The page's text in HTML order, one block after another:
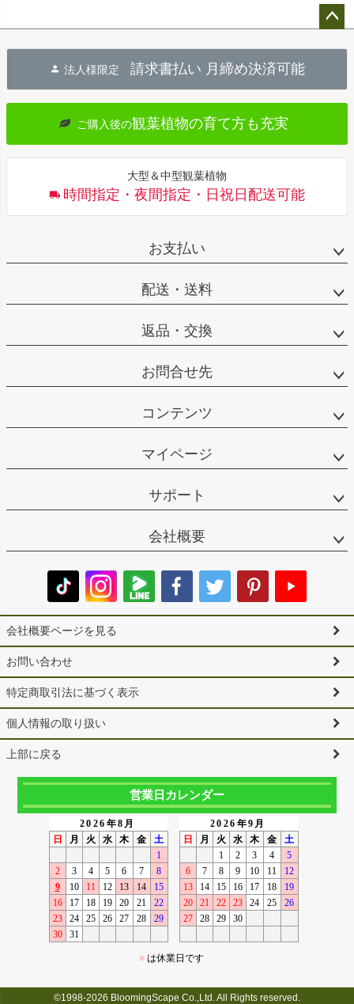
へ
法人様限定 請求書払い 月締め決済可能
ご購入後の観葉植物の育て方も充実
大型＆中型観葉植物
時間指定・夜間指定・日祝日配送可能
お支払い
配送・送料
返品・交換
お問合せ先
コンテンツ
マイページ
サポート
会社概要
会社概要ページを見る
お問い合わせ
特定商取引法に基づく表示
個人情報の取り扱い
上部に戻る
営業日カレンダー
©1998-2026 BloomingScape Co.,Ltd. All Rights reserved.